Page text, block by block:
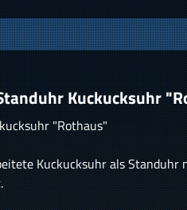
Kuckucksuhr
"Rothaus"
Kuckucksuhr als Standuhr